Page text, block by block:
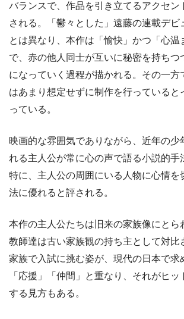
バランスで、作品を引き立てるアクセン
される。「鬱々とした」遠藤の連載デビ
とは異なり、本作は「愉快」かつ「心温
で、赤の他人同士が互いに秘密を持ちつ
になっていく過程が描かれる。その一方
はあまり想定せずに制作を行っていると
っている。
映画的な雰囲気でありながら、近年の少
れる主人公が常に心の声で語る小説的手
特に、主人公の周囲にいる人物に心情を
法に優れると評される。
本作の主人公たちは旧来の家族像にとら
教師達は古い家族観の持ち主として対比
家族で入試に挑む姿が、現代の日本で求
「応援」「仲間」と重なり、それがヒッ
する見方もある。